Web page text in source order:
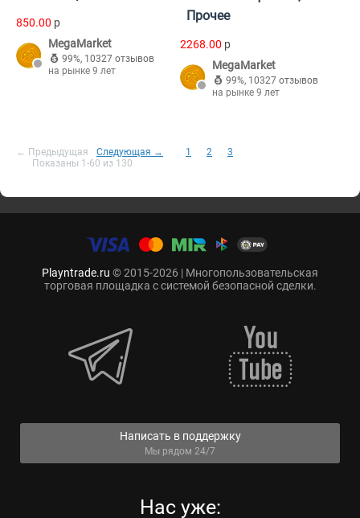
850.00 p
MegaMarket
99%, 10327 отзывов
на рынке 9 лет
Прочее
2268.00 p
MegaMarket
99%, 10327 отзывов
на рынке 9 лет
← Предыдущая Следующая → 1 2
3
Показаны 1-60 из 130
Playntrade.ru © 2015-2026 | Многопользовательская
торговая площадка с системой безопасной сделки.
Написать в поддержку
Мы рядом 24/7
Нас уже: